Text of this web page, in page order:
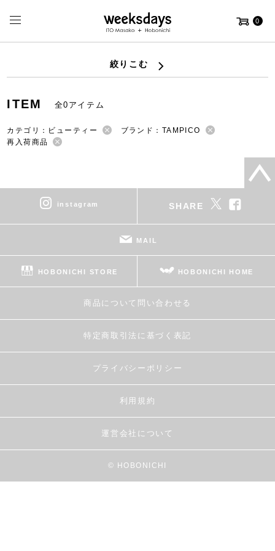
0
絞りこむ
ITEM 全0アイテム
カテゴリ：ビューティー
ブランド：TAMPICO
再入荷商品
instagram SHARE
MAIL
HOBONICHI STORE HOBONICHI HOME
商品について問い合わせる
特定商取引法に基づく表記
プライバシーポリシー
利用規約
運営会社について
© HOBONICHI